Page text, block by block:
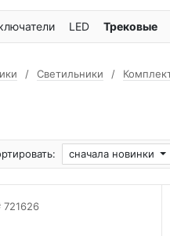
LED Трековые
Светильники
сначала новинки
721626